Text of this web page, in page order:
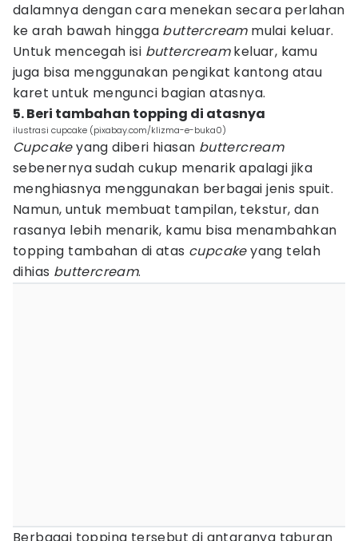
dalamnya dengan cara menekan secara perlahan
ke arah bawah hingga buttercreammulai keluar.
Untuk mencegah isi buttercreamkeluar, kamu
juga bisa menggunakan pengikat kantong atau
karet untuk mengunci bagian atasnya.
5. Beri tambahan topping di atasnya
ilustrasi cupcake (pixabay.com/klizma-e-buka0)
Cupcakeyang diberi hiasan buttercream
sebenernya sudah cukup menarik apalagi jika
menghiasnya menggunakan berbagai jenis spuit.
Namun, untuk membuat tampilan, tekstur, dan
rasanya lebih menarik, kamu bisa menambahkan
topping tambahan di atas cupcakeyang telah
dihias buttercream.